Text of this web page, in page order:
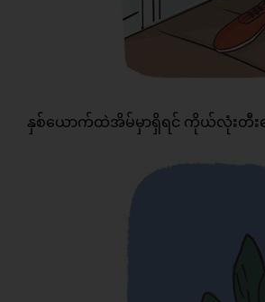
နှစ်ယောက်ထဲအိမ်မှာရှိရင် ကိုယ်လုံးတီး